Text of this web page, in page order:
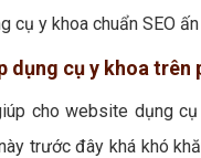
y khoa chuẩn SEO
cụ y khoa trên
cho website dụng
trước đây khá khó